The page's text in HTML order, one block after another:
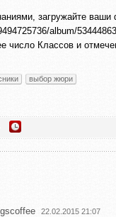
загружайте
album/
число Классов и
выбор жюри
22.02.2015 21:07